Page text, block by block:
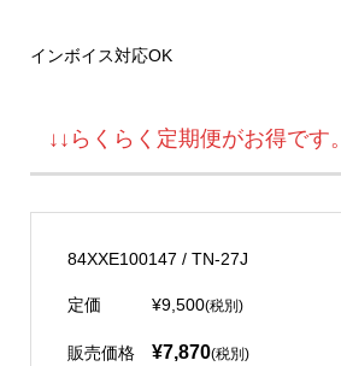
インボイス対応OK
↓↓らくらく定期便がお得です
84XXE100147 / TN-27J
定価 ¥9,500(税別)
販売価格 ¥7,870(税別)